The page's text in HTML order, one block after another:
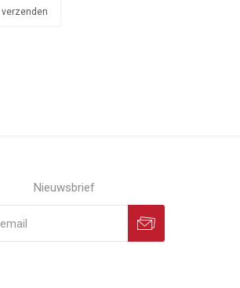
verzenden
Nieuwsbrief